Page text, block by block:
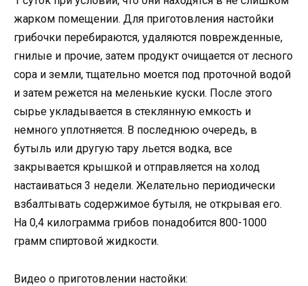
жарком помещении. Для приготовления настойки
грибочки перебираются, удаляются поврежденные,
гнилые и прочие, затем продукт очищается от лесного
сора и земли, тщательно моется под проточной водой
и затем режется на меленькие куски. После этого
сырье укладывается в стеклянную емкость и
немного уплотняется. В последнюю очередь, в
бутыль или другую тару льется водка, все
закрывается крышкой и отправляется на холод
настаиваться 3 недели. Желательно периодически
взбалтывать содержимое бутыля, не открывая его.
На 0,4 килограмма грибов понадобится 800-1000
грамм спиртовой жидкости.
Видео о приготовлении настойки: